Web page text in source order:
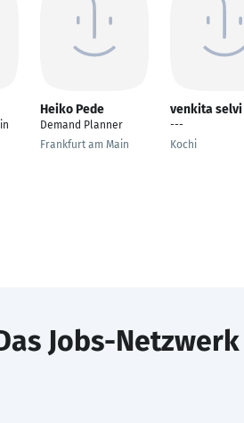
Heiko Pede
Demand Planner
Frankfurt am Main
venkita selvi
---
Kochi
Jobs-Netzwerk